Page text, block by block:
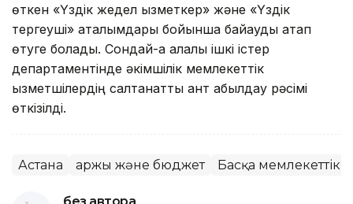
өткен «Үздік жедел қызметкер» және «Үздік
тергеуші» аталымдары бойынша байқауды атап
өтуге болады. Сондай-ақ қалалық ішкі істер
департаментінде әкімшілік мемлекеттік
қызметшілердің салтанатты ант қабылдау рәсімі
өткізілді.
Астана Қаржы және бюджет Басқа мемлекеттік
без автора